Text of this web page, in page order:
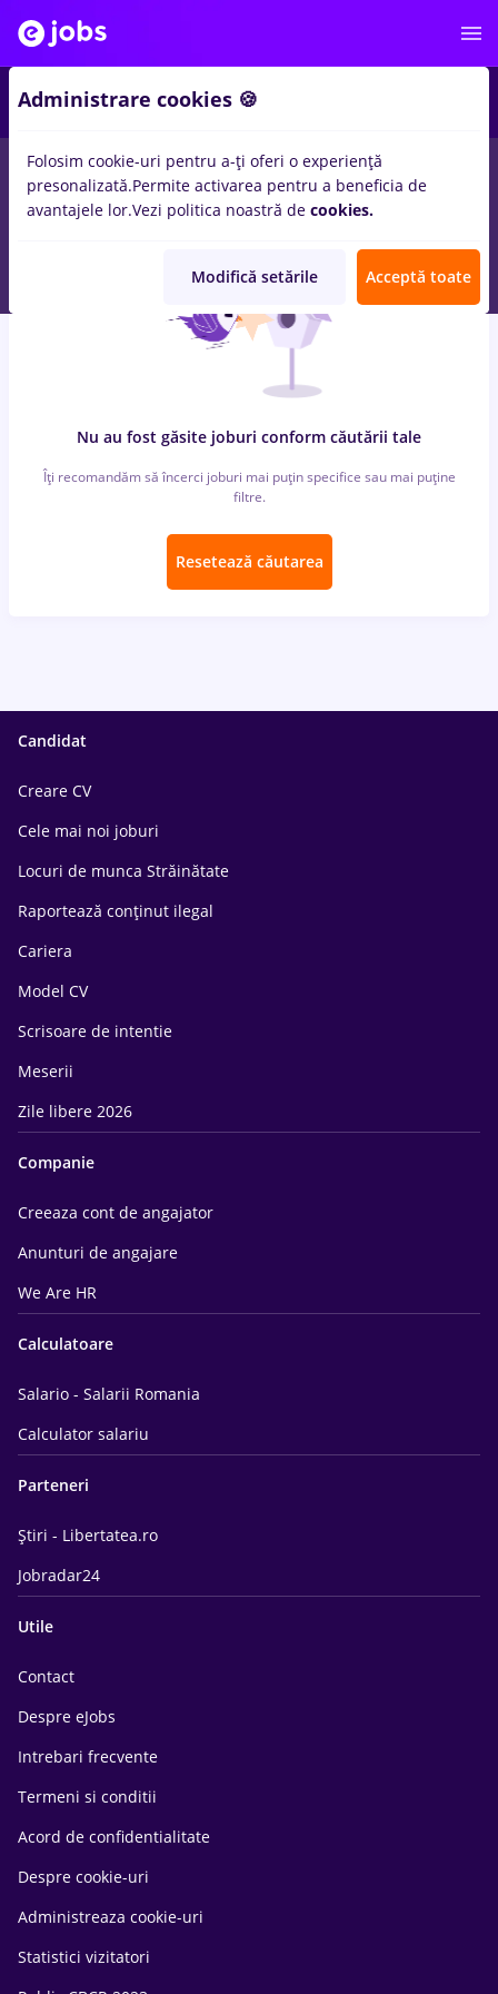
locuri de muncadm, Part timeinBucurestiinTransport /
Distributie, Medicina / Sanatate
Nu au fost găsite joburi conform căutării tale
Îți recomandăm să încerci joburi mai puțin specifice sau mai puține
filtre.
Resetează căutarea
Candidat
Creare CV
Cele mai noi joburi
Locuri de munca Străinătate
Raportează conținut ilegal
Cariera
Model CV
Scrisoare de intentie
Meserii
Zile libere 2026
Companie
Creeaza cont de angajator
Anunturi de angajare
We Are HR
Calculatoare
Salario - Salarii Romania
Calculator salariu
Parteneri
Știri - Libertatea.ro
Jobradar24
Utile
Contact
Despre eJobs
Intrebari frecvente
Termeni si conditii
Acord de confidentialitate
Despre cookie-uri
Administreaza cookie-uri
Statistici vizitatori
Administrare cookies 🍪
Folosim cookie-uri pentru a-ți oferi o experiență
presonalizată.Permite activarea pentru a beneficia de
avantajele lor.Vezi politica noastră de cookies.
Modifică setările Acceptă toate